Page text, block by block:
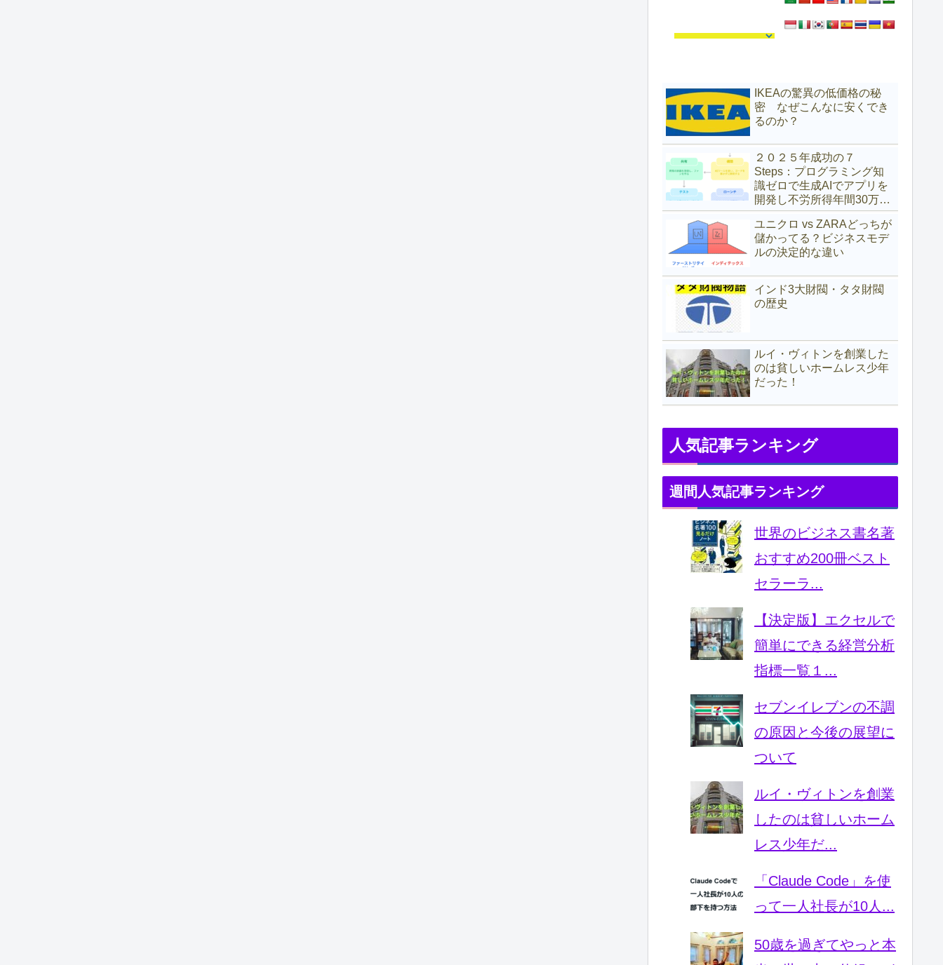
IKEAの驚異の低価格の秘
密 なぜこんなに安くでき
るのか？
２０２５年成功の７
Steps：プログラミング知
識ゼロで生成AIでアプリを
開発し不労所得年間30万ド
ル（約4,700万円）を得た具
体的な方法
ユニクロ vs ZARAどっちが
儲かってる？ビジネスモデ
ルの決定的な違い
インド3大財閥・タタ財閥
の歴史
ルイ・ヴィトンを創業した
のは貧しいホームレス少年
だった！
人気記事ランキング
週間人気記事ランキング
世界のビジネス書名著
おすすめ200冊ベスト
セラーラ...
【決定版】エクセルで
簡単にできる経営分析
指標一覧１...
セブンイレブンの不調
の原因と今後の展望に
ついて
ルイ・ヴィトンを創業
したのは貧しいホーム
レス少年だ...
「Claude Code」を使
って一人社長が10人...
50歳を過ぎてやっと本